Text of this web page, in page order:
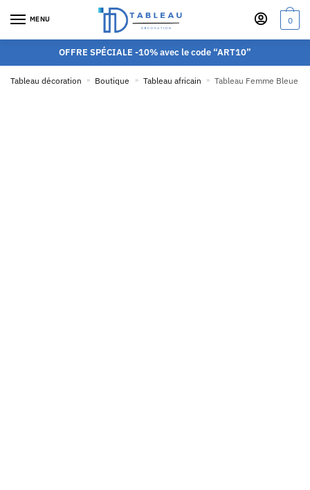
MENU 0
OFFRE SPÉCIALE -10% avec le code “ART10”
Tableau décoration » Boutique » Tableau africain » Tableau Femme Bleue